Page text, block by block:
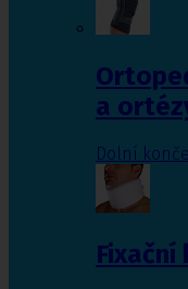
a
Dolní
Fixační